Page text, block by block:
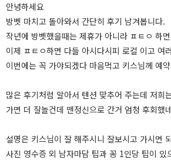
안녕하세요
방벳 마치고 돌아와서 간단히 후기 남겨봅니다.
작년에 방벳했을때는 제휴가 아니라 ㅍㅌㅇ 하
이제 ㅍㅌㅇ하면 다들 아시다시피 로컬 이고 여
이번에는 꼭 가야되겠다 마음먹고 키스님께 예
많은 후기처럼 알아서 텐션 맞추어 주는데 저희
가면 더 잘놀건데 맨정신으로 간거 엄청 후회했
설명은 키스님이 잘 해주시니 잘보시고 가시면
사진 영수증 외 남자마담 팁과 꽁 1인당 팁이 있